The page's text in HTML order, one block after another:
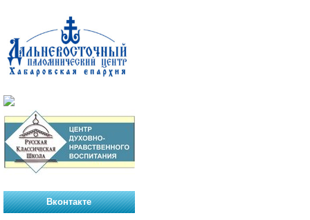
Вконтакте